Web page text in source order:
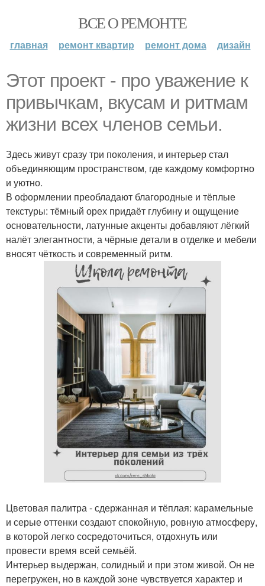
ВСЕ О РЕМОНТЕ
главная ремонт квартир ремонт дома дизайн
Этот проект - про уважение к
привычкам, вкусам и ритмам
жизни всех членов семьи.
Здесь живут сразу три поколения, и интерьер стал
объединяющим пространством, где каждому комфортно
и уютно.
В оформлении преобладают благородные и тёплые
текстуры: тёмный орех придаёт глубину и ощущение
основательности, латунные акценты добавляют лёгкий
налёт элегантности, а чёрные детали в отделке и мебели
вносят чёткость и современный ритм.
Цветовая палитра - сдержанная и тёплая: карамельные
и серые оттенки создают спокойную, ровную атмосферу,
в которой легко сосредоточиться, отдохнуть или
провести время всей семьёй.
Интерьер выдержан, солидный и при этом живой. Он не
перегружен, но в каждой зоне чувствуется характер и